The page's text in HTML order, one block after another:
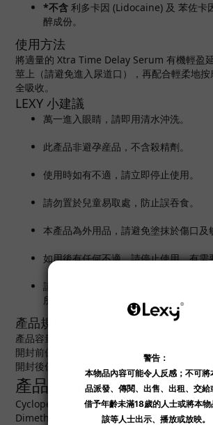
*不含 利多卡因 (Lidocaine) 及 苯佐卡
醉成份。
使用方法
將適量的 Xtra Time Delay Serum 有機輕盈
莖上（請避免進入尿道口），再配合輕柔地
全吸收。
LEXY 小建議
萬一進入眼睛，請即用清水沖洗。
此產品非避孕産品，不含殺精劑。
使用時如有不適，請立即停止使用。
請勿置於兒童易取處，防止誤吞食。
本產品為外用品，請避免塗抹於傷口及
如用後有任何不適，請停止使用，有需
請收納於陰涼之處所，避免陽光直接曝
所。
產品規格
產品容量：15 ml
開封前保質期：約 3 年
開封後保質期：約 6 個月
產品成份：
Cyclopentasiloxane, Dimethiconol, C14-22
Dimethicone